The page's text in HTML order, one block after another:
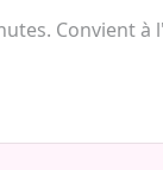
Convient à